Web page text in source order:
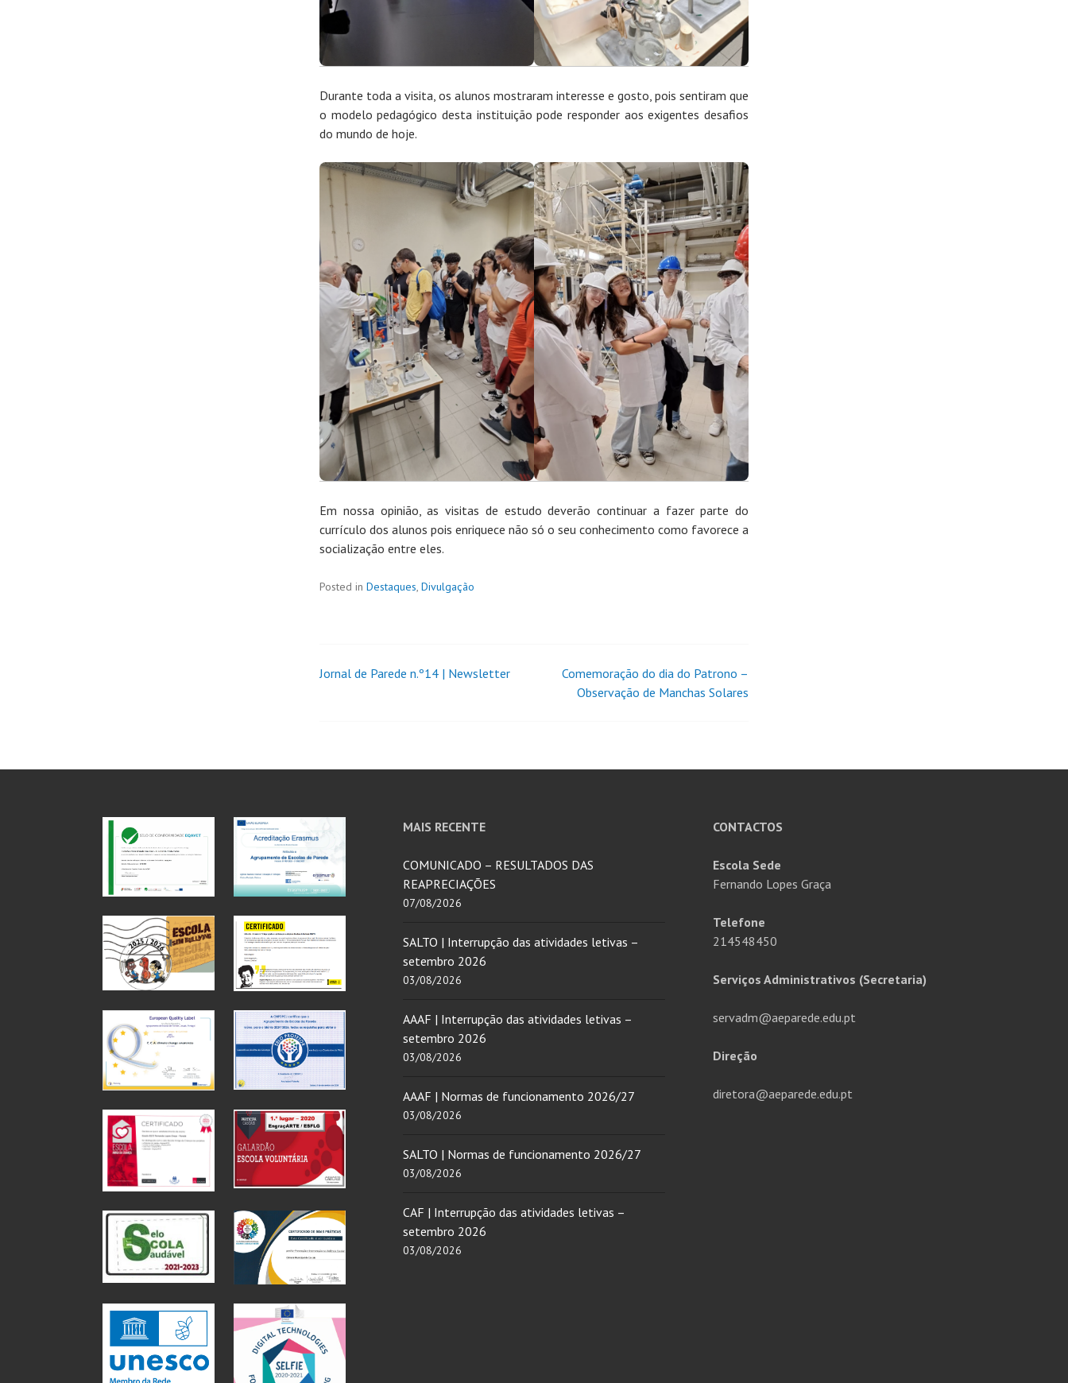
Durante toda a visita, os alunos mostraram interesse e gosto, pois sentiram que
o modelo pedagógico desta instituição pode responder aos exigentes desafios
do mundo de hoje.
Em nossa opinião, as visitas de estudo deverão continuar a fazer parte do
currículo dos alunos pois enriquece não só o seu conhecimento como favorece a
socialização entre eles.
Posted in Destaques, Divulgação
Jornal de Parede n.º14 | Newsletter
Comemoração do dia do Patrono –
Observação de Manchas Solares
MAIS RECENTE
COMUNICADO – RESULTADOS DAS
REAPRECIAÇÕES
07/08/2026
SALTO | Interrupção das atividades letivas –
setembro 2026
03/08/2026
AAAF | Interrupção das atividades letivas –
setembro 2026
03/08/2026
AAAF | Normas de funcionamento 2026/27
03/08/2026
SALTO | Normas de funcionamento 2026/27
03/08/2026
CAF | Interrupção das atividades letivas –
setembro 2026
03/08/2026
CONTACTOS
Escola Sede
Fernando Lopes Graça
Telefone
214548450
Serviços Administrativos (Secretaria)
servadm@aeparede.edu.pt
Direção
diretora@aeparede.edu.pt